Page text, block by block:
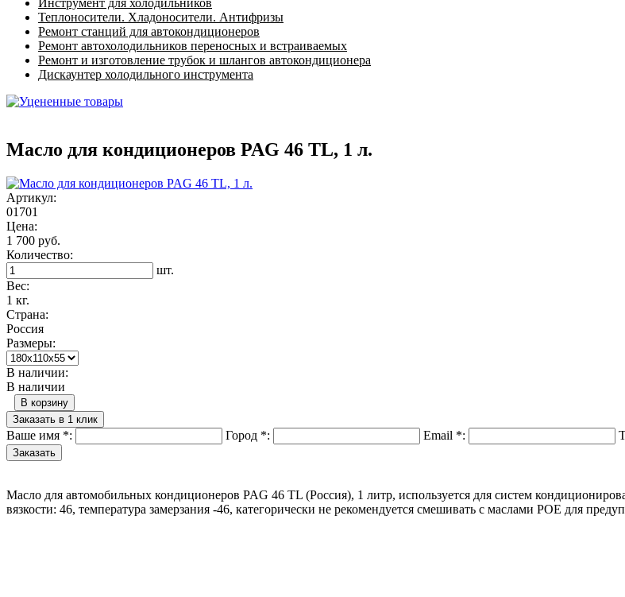
Инструмент для холодильников
Теплоносители. Хладоносители. Антифризы
Ремонт станций для автокондиционеров
Ремонт автохолодильников переносных и встраиваемых
Ремонт и изготовление трубок и шлангов автокондиционера
Дискаунтер холодильного инструмента
Масло для кондиционеров PAG 46 TL, 1 л.
Артикул:
01701
Цена:
1 700 руб.
Количество:
шт.
Вес:
1 кг.
Страна:
Россия
Размеры:
В наличии:
В наличии
В корзину
Заказать в 1 клик
Ваше имя *: Город *: Email *:
Масло для автомобильных кондиционеров PAG 46 TL (Россия), 1 литр, используется для систем
вязкости: 46, температура замерзания -46, категорически не рекомендуется смешивать с маслами POE для